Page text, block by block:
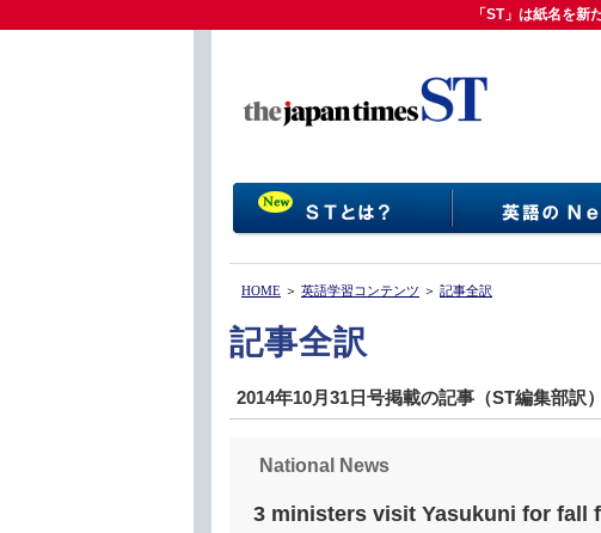
「ST」は紙名を
「ST」は紙名を
HOME ＞ 英語学習コンテンツ ＞ 記事全訳
記事全訳
2014年10月31日号掲載の記事（ST編集部訳）
National News
3 ministers visit Yasukuni for fall